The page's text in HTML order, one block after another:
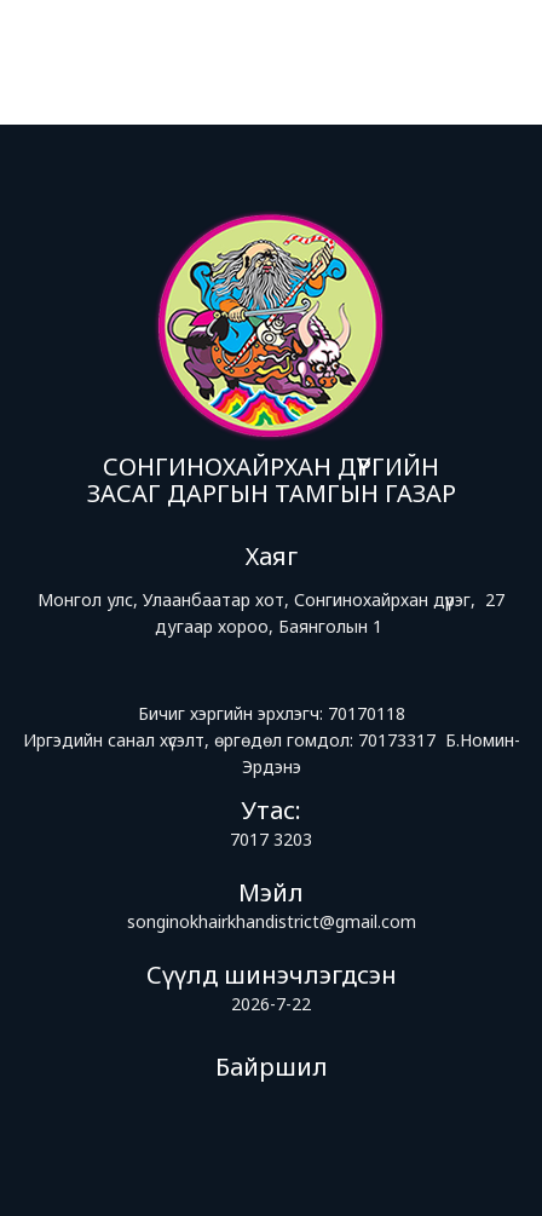
СОНГИНОХАЙРХАН ДҮҮРГИЙН
ЗАСАГ ДАРГЫН ТАМГЫН ГАЗАР
Хаяг
Монгол улс, Улаанбаатар хот, Сонгинохайрхан дүүрэг, 27
дугаар хороо, Баянголын 1
Бичиг хэргийн эрхлэгч: 70170118
Иргэдийн санал хүсэлт, өргөдөл гомдол: 70173317 Б.Номин-
Эрдэнэ
Утас:
7017 3203
Мэйл
songinokhairkhandistrict@gmail.com
Сүүлд шинэчлэгдсэн
2026-7-22
Байршил